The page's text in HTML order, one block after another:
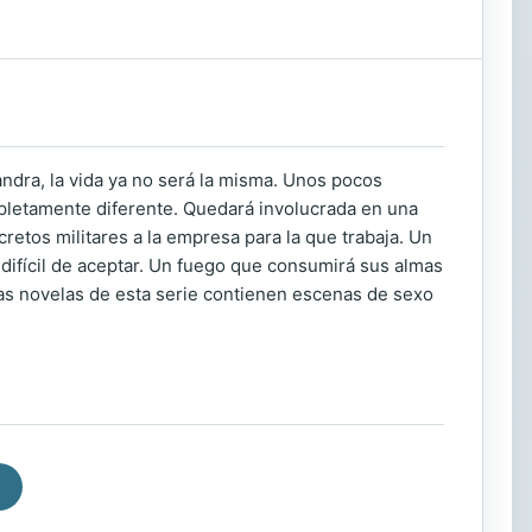
la vida ya no será la misma. Unos pocos
diferente. Quedará involucrada en una
militares a la empresa para la que trabaja. Un
de aceptar. Un fuego que consumirá sus almas
novelas de esta serie contienen escenas de sexo